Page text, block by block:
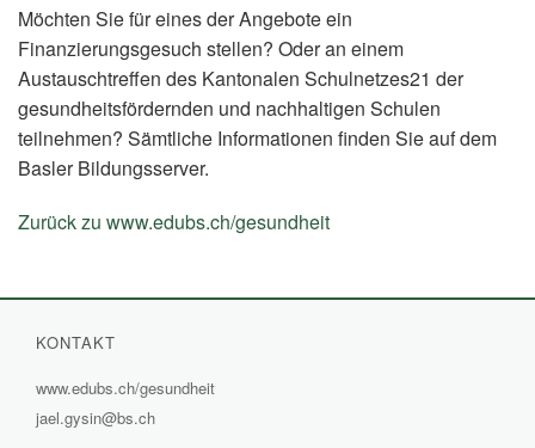
Möchten Sie für eines der Angebote ein
Finanzierungsgesuch stellen? Oder an einem
Austauschtreffen des Kantonalen Schulnetzes21 der
gesundheitsfördernden und nachhaltigen Schulen
teilnehmen? Sämtliche Informationen finden Sie auf dem
Basler Bildungsserver.
Zurück zu www.edubs.ch/gesundheit
KONTAKT
www.edubs.ch/gesundheit
jael.gysin@bs.ch